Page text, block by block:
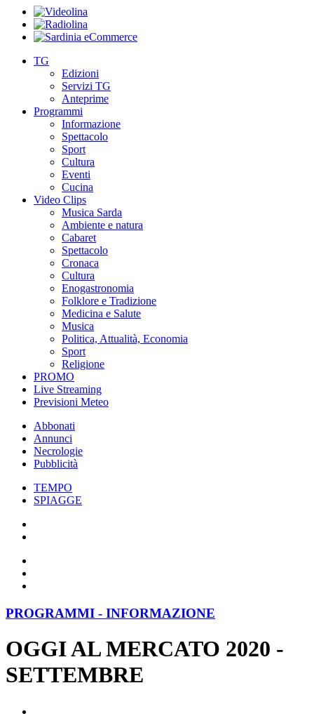
TG
Edizioni
Servizi TG
Anteprime
Programmi
Informazione
Spettacolo
Sport
Cultura
Eventi
Cucina
Video Clips
Musica Sarda
Ambiente e natura
Cabaret
Spettacolo
Cronaca
Cultura
Enogastronomia
Folklore e Tradizione
Medicina e Salute
Musica
Politica, Attualità, Economia
Sport
Religione
PROMO
Live Streaming
Previsioni Meteo
Abbonati
Annunci
Necrologie
Pubblicità
TEMPO
SPIAGGE
PROGRAMMI - INFORMAZIONE
OGGI AL MERCATO 2020 -
SETTEMBRE